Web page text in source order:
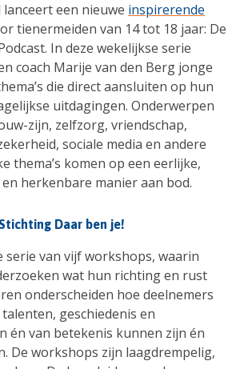
lanceert een nieuwe inspirerende
tienermeiden van 14 tot 18 jaar: De
In deze wekelijkse serie
coach Marije van den Berg jonge
die direct aansluiten op hun
uitdagingen. Onderwerpen
zijn, zelfzorg, vriendschap,
sociale media en andere
thema’s komen op een eerlijke,
herkenbare manier aan bod.
Daar ben je!
serie van vijf workshops, waarin
wat hun richting en rust
onderscheiden hoe deelnemers
geschiedenis en
én van betekenis kunnen zijn én
De workshops zijn laagdrempelig,